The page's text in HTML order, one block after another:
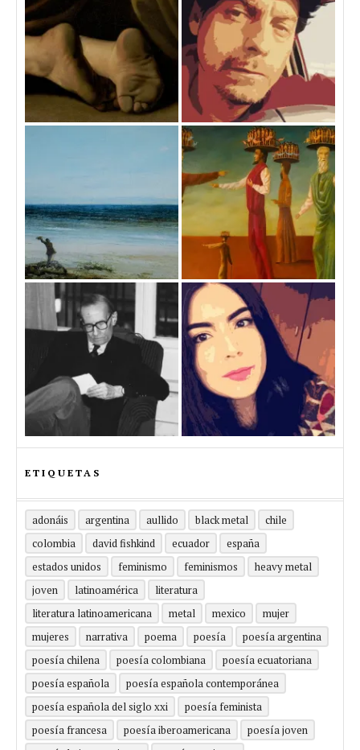
ETIQUETAS
adonáis argentina aullido black metal
chile
colombia
david fishkind ecuador
españa
estados unidos
feminismo feminismos
heavy metal
joven
latinoamérica
literatura
literatura latinoamericana
metal mexico
mujer
mujeres
narrativa poema poesía
poesía argentina
poesía chilena
poesía colombiana
poesía ecuatoriana
poesía española
poesía española contemporánea
poesía española del siglo xxi
poesía feminista
poesía francesa
poesía iberoamericana
poesía joven